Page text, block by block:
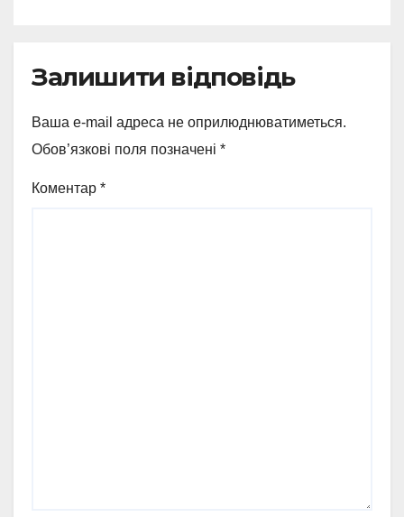
Залишити відповідь
Ваша e-mail адреса не оприлюднюватиметься.
Обов’язкові поля позначені *
Коментар *